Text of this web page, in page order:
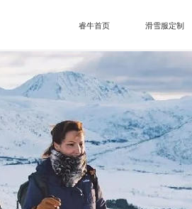
睿牛首页 滑雪服定制